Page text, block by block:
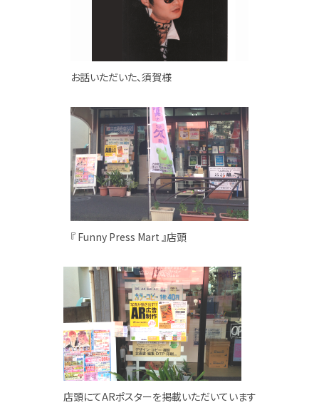
お話いただいた、須賀様
『 Funny Press Mart 』店頭
店頭にてARポスターを掲載いただいています